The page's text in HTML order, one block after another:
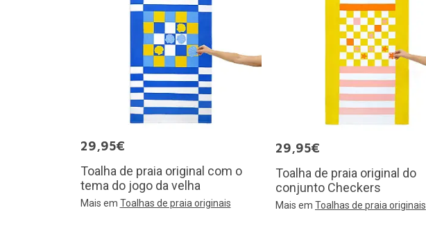
29,95€
Toalha de praia original com o
tema do jogo da velha
Mais em Toalhas de praia originais
29,95€
Toalha de praia original do
conjunto Checkers
Mais em Toalhas de praia originais